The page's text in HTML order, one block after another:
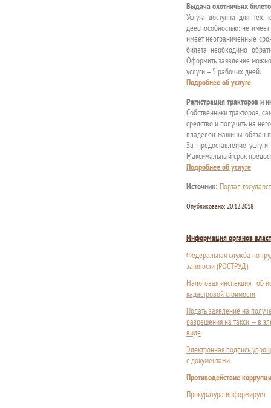
Выдача охотничьих
Услуга доступна для
дееспособностью; не
имеет неограниченные
билета необходимо
Оформить заявление
услуги – 5 рабочих дней.
Подробнее об услуге
Регистрация тракторов и
Собственники тракторов,
средство и получить на
владелец машины обязан
За предоставление
Максимальный срок
Подробнее об услуге
Источник: Портал
Опубликовано: 20.12.2018
Информация органов
Федеральная служба по
занятости (РОСТРУД)
Налоговая инспекция - об
кадастровой стоимости
Подать заявление на
разрешения на такси — в
виде
Электронная подпись
с документами
Противодействие
Прокуратура информирует